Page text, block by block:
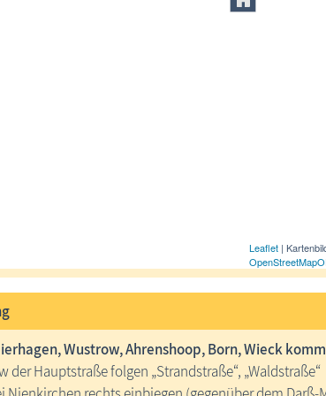
Leaflet |
OpenStreetMap
Wustrow, Ahrenshoop, Born, Wieck
der Hauptstraße folgen „Strandstraße“, „Waldstraße“